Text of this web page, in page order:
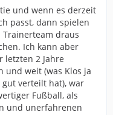
und wenn es derzeit
passt, dann spielen
draus
Ich kann aber
letzten 2 Jahre
und weit (was Klos ja
verteilt hat), war
Fußball, als
und unerfahrenen